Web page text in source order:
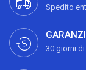
Spedito
30 giorni